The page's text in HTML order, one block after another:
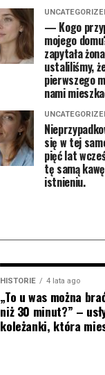
— Kogo
mojego
zapytała
ustaliliśmy,
pierwszego
nami
się w tej
pięć lat
tę samą
istnieniu.
HISTORIE 4 lata ago
„To u was można
niż 30 minut?” –
koleżanki, która